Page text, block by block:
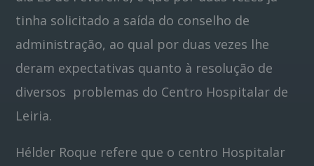
tinha solicitado a saída do conselho de
administração, ao qual por duas vezes lhe
deram expectativas quanto à resolução de
diversos problemas do Centro Hospitalar de
Leiria.
Hélder Roque refere que o centro Hospitalar